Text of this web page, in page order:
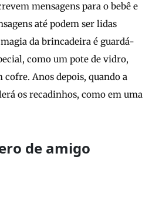
mensagens para o bebê e
até podem ser lidas
da brincadeira é guardá-
como um pote de vidro,
cofre. Anos depois, quando a
os recadinhos, como em uma
de amigo